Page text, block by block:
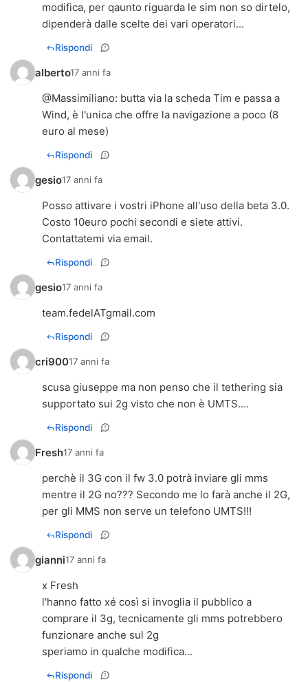
modifica, per qaunto riguarda le sim non so dirtelo,
dipenderà dalle scelte dei vari operatori...
Rispondi
alberto17 anni fa
@Massimiliano: butta via la scheda Tim e passa a
Wind, è l'unica che offre la navigazione a poco (8
euro al mese)
Rispondi
gesio17 anni fa
Posso attivare i vostri iPhone all'uso della beta 3.0.
Costo 10euro pochi secondi e siete attivi.
Contattatemi via email.
Rispondi
gesio17 anni fa
team.fedelATgmail.com
Rispondi
cri90017 anni fa
scusa giuseppe ma non penso che il tethering sia
supportato sui 2g visto che non è UMTS....
Rispondi
Fresh17 anni fa
perchè il 3G con il fw 3.0 potrà inviare gli mms
mentre il 2G no??? Secondo me lo farà anche il 2G,
per gli MMS non serve un telefono UMTS!!!
Rispondi
gianni17 anni fa
x Fresh
l'hanno fatto xé così si invoglia il pubblico a
comprare il 3g, tecnicamente gli mms potrebbero
funzionare anche sul 2g
speriamo in qualche modifica...
Rispondi